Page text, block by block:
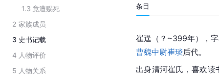
1.3 竟遭赐死
2 家族成员
3 史书记载
4 人物评价
5 人物关系
条目
崔逞（？~399年），
曹魏中尉崔琰后代。
出身清河崔氏，喜欢